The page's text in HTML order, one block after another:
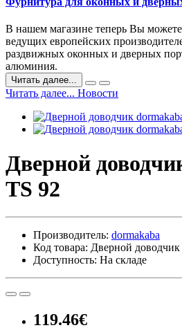
В нашем магазине теперь Вы
ведущих европейских
раздвижных оконных и дверных
алюминия.
Читать далее...
Читать далее... Новости
Дверной
TS 92
Производитель: dormakaba
Код товара: Дверной доводчик
Доступность: На складе
119.46€